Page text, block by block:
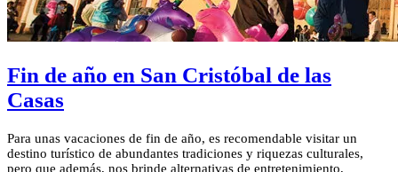
Fin de año en San Cristóbal de las
Casas
Para unas vacaciones de fin de año, es recomendable visitar un
destino turístico de abundantes tradiciones y riquezas culturales,
pero que además, nos brinde alternativas de entretenimiento,